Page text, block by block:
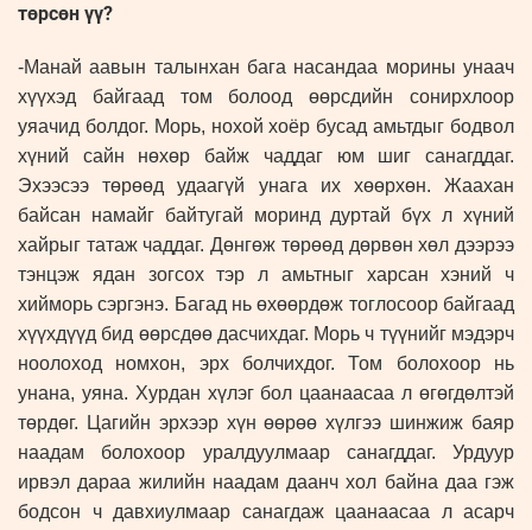
төрсөн үү?
-Манай аавын талынхан бага насандаа морины унаач
хүүхэд байгаад том болоод өөрсдийн сонирхлоор
уяачид болдог. Морь, нохой хоёр бусад амьтдыг бодвол
хүний сайн нөхөр байж чаддаг юм шиг санагддаг.
Эхээсээ төрөөд удаагүй унага их хөөрхөн. Жаахан
байсан намайг байтугай моринд дуртай бүх л хүний
хайрыг татаж чаддаг. Дөнгөж төрөөд дөрвөн хөл дээрээ
тэнцэж ядан зогсох тэр л амьтныг харсан хэний ч
хийморь сэргэнэ. Багад нь өхөөрдөж тоглосоор байгаад
хүүхдүүд бид өөрсдөө дасчихдаг. Морь ч түүнийг мэдэрч
ноолоход номхон, эрх болчихдог. Том болохоор нь
унана, уяна. Хурдан хүлэг бол цаанаасаа л өгөгдөлтэй
төрдөг. Цагийн эрхээр хүн өөрөө хүлгээ шинжиж баяр
наадам болохоор уралдуулмаар санагддаг. Урдуур
ирвэл дараа жилийн наадам даанч хол байна даа гэж
бодсон ч давхиулмаар санагдаж цаанаасаа л асарч